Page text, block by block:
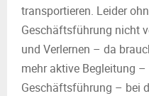
transportieren. Leider
Geschäftsführung nicht
und Verlernen – da
mehr aktive Begleitung
Geschäftsführung – bei